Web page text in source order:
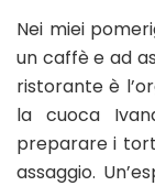
Nei miei
un caffè e ad
ristorante è
la cuoca
preparare i
assaggio.